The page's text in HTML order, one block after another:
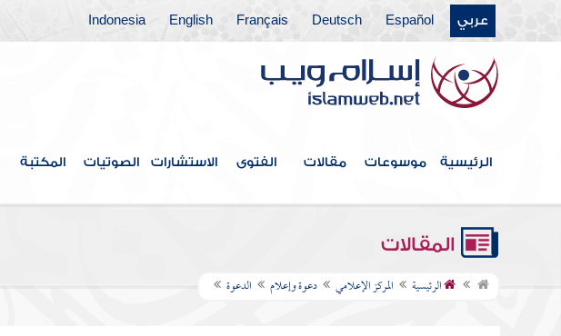
عربي Español
Deutsch
Français
English
Indonesia
الرئيسية موسوعات مقالات الفتوى الاستشارات الصوتيات المكتبة
المقالات
الرئيسية المركز الإعلامي دعوة وإعلام الدعوة